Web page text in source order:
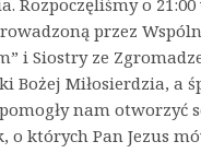
Rozpoczęliśmy o
przez
i Siostry ze
Bożej Miłosierdzia, a
nam otworzyć
o których Pan Jezus